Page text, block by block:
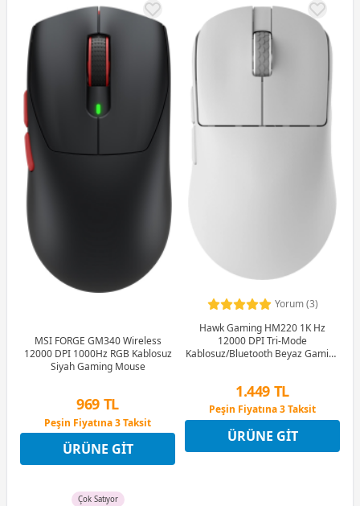
MSI FORGE GM340 Wireless
12000 DPI 1000Hz RGB Kablosuz
Siyah Gaming Mouse
969 TL
Peşin Fiyatına 3 Taksit
12 Ay x 114 TL taksitle
Peşin Fiyatına 3 Taksit
ÜRÜNE GIT
Yorum (3)
Hawk Gaming HM220 1K Hz
12000 DPI Tri-Mode
Kablosuz/Bluetooth Beyaz Gaming
1.449 TL
Peşin Fiyatına 3 Taksit
12 Ay x 170 TL taksitle
Peşin Fiyatına 3 Taksit
ÜRÜNE GIT
Çok Satıyor